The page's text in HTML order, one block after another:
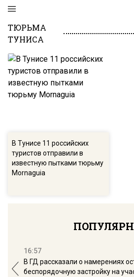
ТЮРЬМА
ТУНИСА
В Тунисе 11 российских
туристов отправили в
известную пытками тюрьму
Mornaguia
16:57
В ГД рассказали о намерениях
беспорядочную застройку на